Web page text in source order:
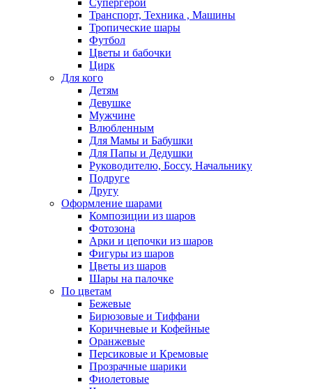
Супергерои
Транспорт, Техника , Машины
Тропические шары
Футбол
Цветы и бабочки
Цирк
Для кого
Детям
Девушке
Мужчине
Влюбленным
Для Мамы и Бабушки
Для Папы и Дедушки
Руководителю, Боссу, Начальнику
Подруге
Другу
Оформление шарами
Композиции из шаров
Фотозона
Арки и цепочки из шаров
Фигуры из шаров
Цветы из шаров
Шары на палочке
По цветам
Бежевые
Бирюзовые и Тиффани
Коричневые и Кофейные
Оранжевые
Персиковые и Кремовые
Прозрачные шарики
Фиолетовые